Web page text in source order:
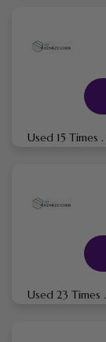
Used 15 Times .
Used 23 Times .